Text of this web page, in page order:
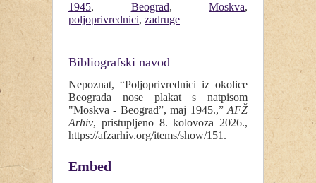
1945, Beograd, Moskva,
poljoprivrednici, zadruge
Bibliografski navod
Nepoznat, “Poljoprivrednici iz okolice
Beograda nose plakat s natpisom
"Moskva - Beograd”, maj 1945.,” AFŽ
Arhiv, pristupljeno 8. kolovoza 2026.,
https://afzarhiv.org/items/show/151 .
Embed